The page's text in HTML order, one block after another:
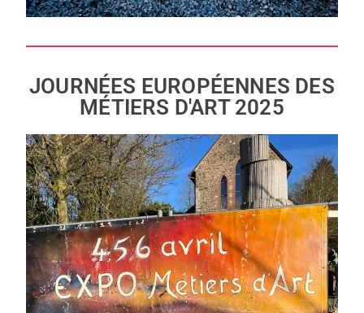
JOURNÉES EUROPÉENNES DES
MÉTIERS D'ART 2025